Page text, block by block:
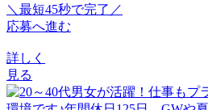
＼最短45秒で完了／
応募へ進む
詳しく
見る